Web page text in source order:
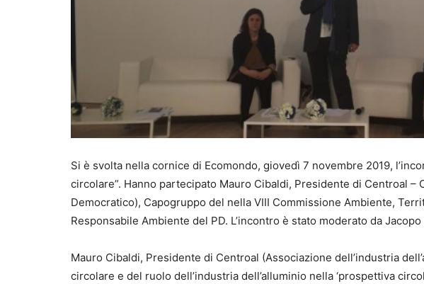
Si è svolta nella cornice di Ecomondo, giovedì 7 novembre 2019,
circolare”. Hanno partecipato Mauro Cibaldi, Presidente di Centroal –
Democratico), Capogruppo del nella VIII Commissione Ambiente,
Responsabile Ambiente del PD. L’incontro è stato moderato da
Mauro Cibaldi, Presidente di Centroal (Associazione dell’industria
circolare e del ruolo dell’industria dell’alluminio nella ‘prospettiva